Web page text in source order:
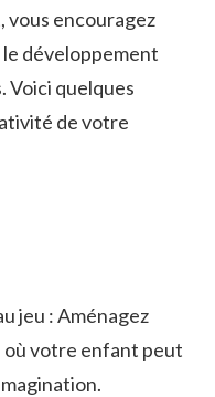
vous ⁣encouragez
le développement⁤
Voici quelques
⁢de votre
‍jeu : Aménagez
où votre enfant ‍peut